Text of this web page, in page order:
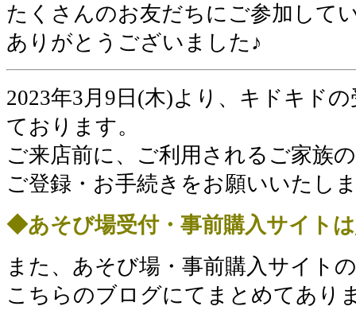
たくさんのお友だちにご参加して
ありがとうございました♪
2023年3月9日(木)より、キドキド
ております。
ご来店前に、ご利用されるご家族
ご登録・お手続きをお願いいたし
◆あそび場受付・事前購入サイトは
また、あそび場・事前購入サイト
こちらのブログにてまとめてあり